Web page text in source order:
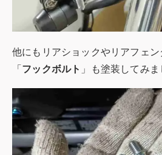
他にもリアショックやリアフェ
「 フックボルト 」も塗装してみま